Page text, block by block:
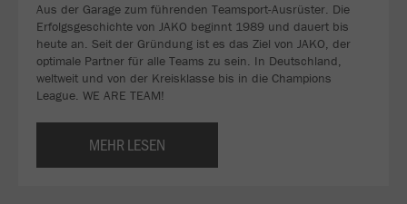
Aus der Garage zum führenden Teamsport-Ausrüster. Die
Erfolgsgeschichte von JAKO beginnt 1989 und dauert bis
heute an. Seit der Gründung ist es das Ziel von JAKO, der
optimale Partner für alle Teams zu sein. In Deutschland,
weltweit und von der Kreisklasse bis in die Champions
League. WE ARE TEAM!
MEHR LESEN